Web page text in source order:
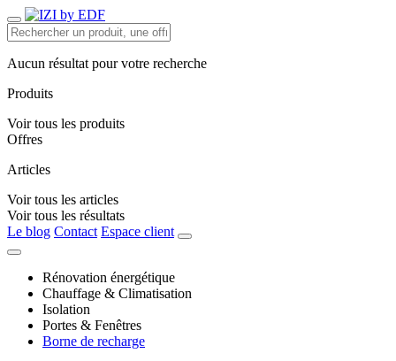
Aucun résultat pour votre recherche
Produits
Voir tous les produits
Offres
Articles
Voir tous les articles
Voir tous les résultats
Le blog Contact Espace client
Rénovation énergétique
Chauffage & Climatisation
Isolation
Portes & Fenêtres
Borne de recharge